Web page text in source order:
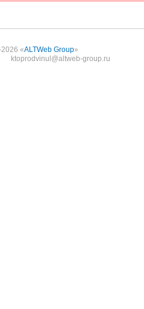
«ALTWeb Group»
ktoprodvinul@altweb-group.ru